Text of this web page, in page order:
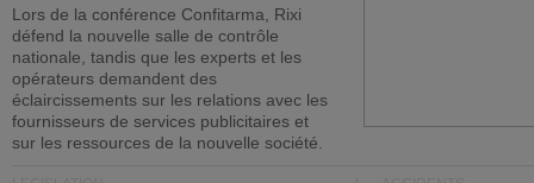
Lors de la conférence Confitarma, Rixi
défend la nouvelle salle de contrôle
nationale, tandis que les experts et les
opérateurs demandent des
éclaircissements sur les relations avec les
fournisseurs de services publicitaires et
sur les ressources de la nouvelle société.